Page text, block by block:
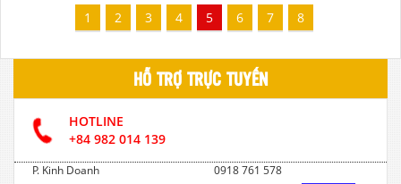
1 2 3 4 5 6 7 8
HỖ TRỢ TRỰC TUYẾN
HOTLINE
+84 982 014 139
P. Kinh Doanh
0918 761 578